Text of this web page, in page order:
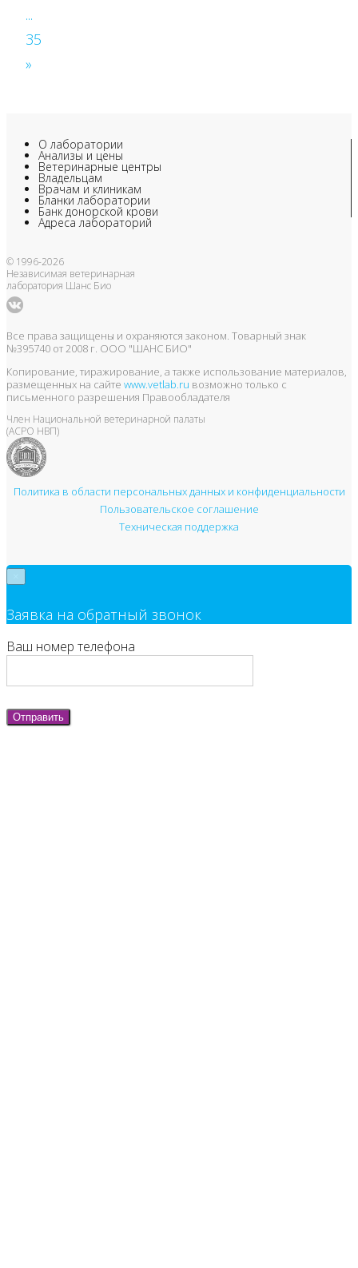
...
35
»
О лаборатории
Анализы и цены
Ветеринарные центры
Владельцам
Врачам и клиникам
Бланки лаборатории
Банк донорской крови
Адреса лабораторий
© 1996-2026
Независимая ветеринарная
лаборатория Шанс Био
Все права защищены и охраняются законом. Товарный знак
№395740 от 2008 г. ООО "ШАНС БИО"
Копирование, тиражирование, а также использование материалов,
размещенных на сайте www.vetlab.ru возможно только с
письменного разрешения Правообладателя
Член Национальной ветеринарной палаты
(АСРО НВП)
Политика в области персональных данных и конфиденциальности
Пользовательское соглашение
Техническая поддержка
Заявка на обратный звонок
Ваш номер телефона
Отправить